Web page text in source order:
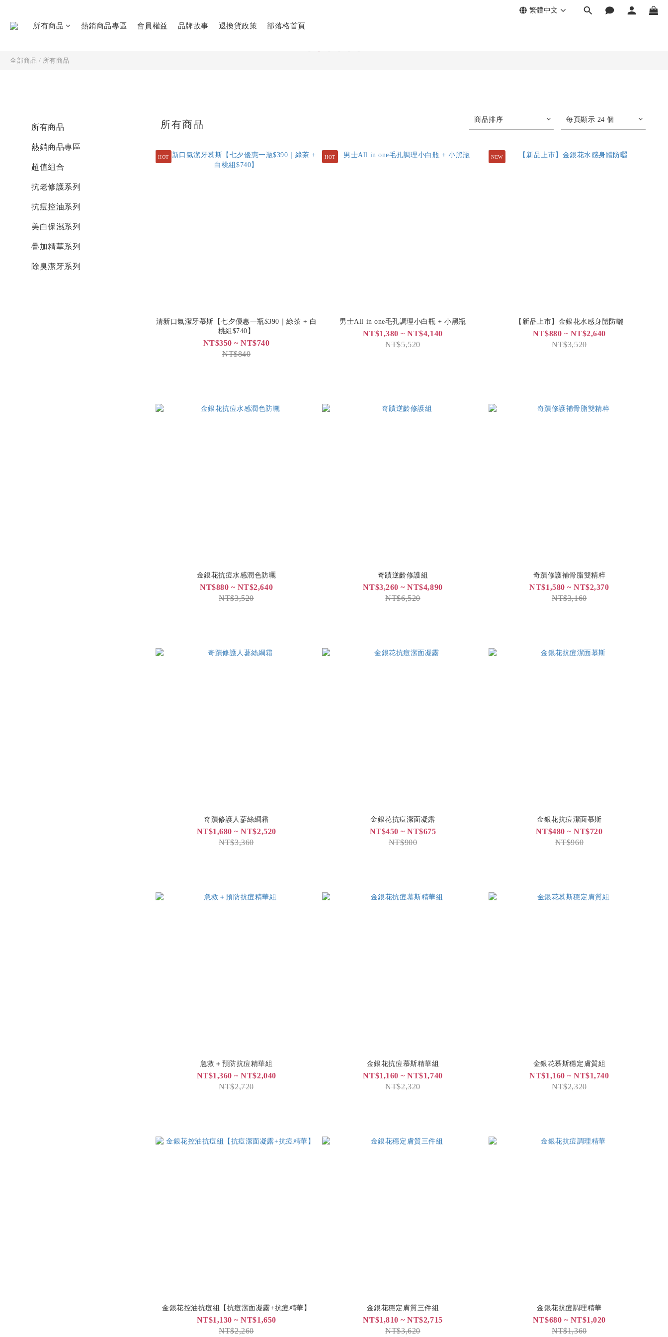
繁體中文
所有商品 熱銷商品專區 會員權益 品牌故事 退換貨政策 部落格首頁
全部商品 / 所有商品
所有商品
熱銷商品專區
超值組合
抗老修護系列
抗痘控油系列
美白保濕系列
疊加精華系列
除臭潔牙系列
所有商品 商品排序 每頁顯示 24 個
HOT
清新口氣潔牙慕斯【七夕優惠一瓶$390｜綠茶 + 白
桃組$740】
NT$350 ~ NT$740
NT$840
HOT
男士All in one毛孔調理小白瓶 + 小黑瓶
NT$1,380 ~ NT$4,140
NT$5,520
NEW
【新品上市】金銀花水感身體防曬
NT$880 ~ NT$2,640
NT$3,520
金銀花抗痘水感潤色防曬
NT$880 ~ NT$2,640
NT$3,520
奇蹟逆齡修護組
NT$3,260 ~ NT$4,890
NT$6,520
奇蹟修護補骨脂雙精粹
NT$1,580 ~ NT$2,370
NT$3,160
奇蹟修護人蔘絲綢霜
NT$1,680 ~ NT$2,520
NT$3,360
金銀花抗痘潔面凝露
NT$450 ~ NT$675
NT$900
金銀花抗痘潔面慕斯
NT$480 ~ NT$720
NT$960
急救＋預防抗痘精華組
NT$1,360 ~ NT$2,040
NT$2,720
金銀花抗痘慕斯精華組
NT$1,160 ~ NT$1,740
NT$2,320
金銀花慕斯穩定膚質組
NT$1,160 ~ NT$1,740
NT$2,320
金銀花控油抗痘組【抗痘潔面凝露+抗痘精華】
NT$1,130 ~ NT$1,650
NT$2,260
金銀花穩定膚質三件組
NT$1,810 ~ NT$2,715
NT$3,620
金銀花抗痘調理精華
NT$680 ~ NT$1,020
NT$1,360